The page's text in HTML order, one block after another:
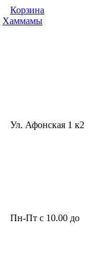
Корзина
Хаммамы
Ул. Афонская 1 к2
Пн-Пт с 10.00 до